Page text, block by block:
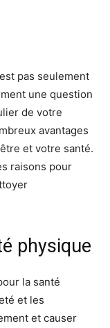
pas seulement
une question
de votre
avantages
et votre santé.
raisons pour
physique
la santé
et les
et causer